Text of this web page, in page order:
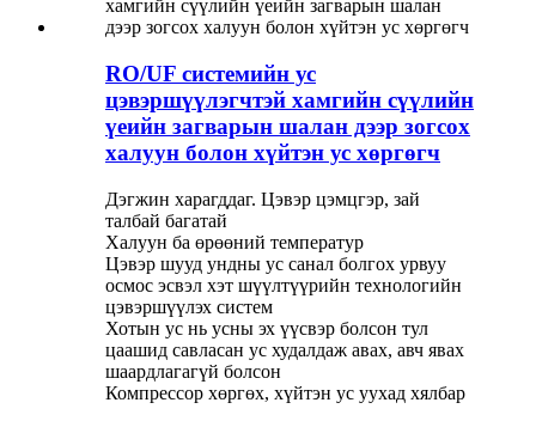
RO/UF системийн ус
цэвэршүүлэгчтэй хамгийн сүүлийн
үеийн загварын шалан дээр зогсох
халуун болон хүйтэн ус хөргөгч
Дэгжин харагддаг. Цэвэр цэмцгэр, зай
талбай багатай
Халуун ба өрөөний температур
Цэвэр шууд ундны ус санал болгох урвуу
осмос эсвэл хэт шүүлтүүрийн технологийн
цэвэршүүлэх систем
Хотын ус нь усны эх үүсвэр болсон тул
цаашид савласан ус худалдаж авах, авч явах
шаардлагагүй болсон
Компрессор хөргөх, хүйтэн ус уухад хялбар